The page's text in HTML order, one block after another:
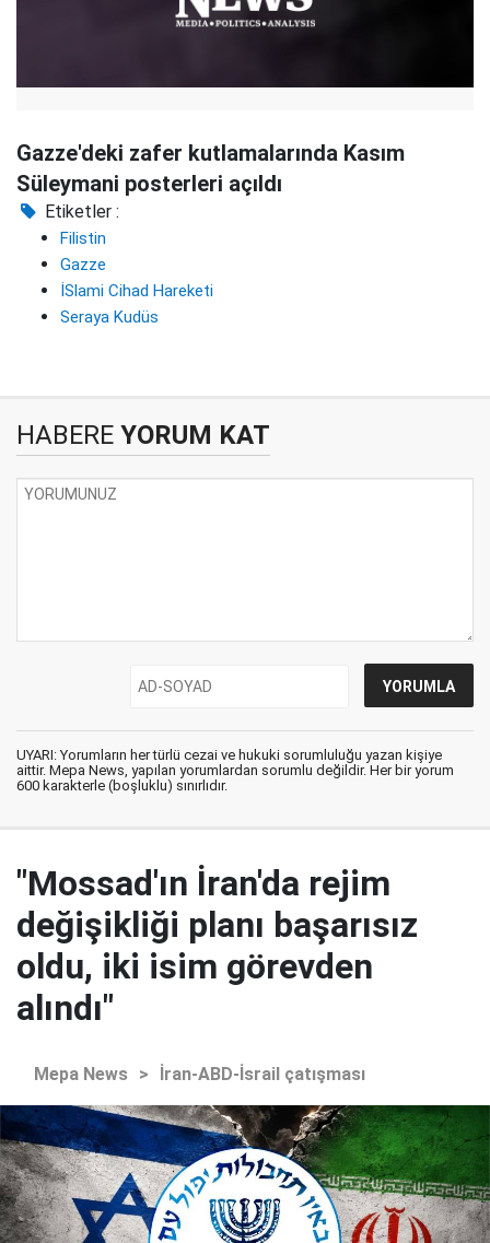
Gazze'deki zafer kutlamalarında Kasım
Süleymani posterleri açıldı
Etiketler :
Filistin
Gazze
İSlami Cihad Hareketi
Seraya Kudüs
HABERE YORUM KAT
UYARI: Yorumların her türlü cezai ve hukuki sorumluluğu yazan kişiye
aittir. Mepa News, yapılan yorumlardan sorumlu değildir. Her bir yorum
600 karakterle (boşluklu) sınırlıdır.
"Mossad'ın İran'da rejim
değişikliği planı başarısız
oldu, iki isim görevden
alındı"
Mepa News > İran-ABD-İsrail çatışması